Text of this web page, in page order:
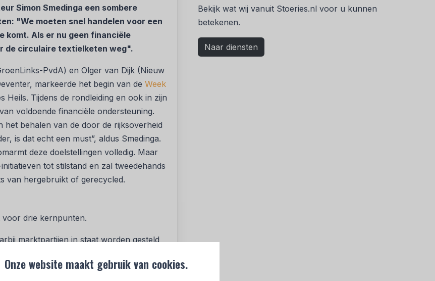
Onze website maakt gebruik van cookies.
Simon Smedinga een sombere
"We moeten snel handelen voor een
komt. Als er nu geen financiële
de circulaire textielketen weg".
PvdA) en Olger van Dijk (Nieuw
markeerde het begin van de Week
Heils. Tijdens de rondleiding en ook in zijn
voldoende financiële ondersteuning.
het behalen van de door de rijksoverheid
is dat echt een must”, aldus Smedinga.
deze doelstellingen volledig. Maar
tot stilstand en zal tweedehands
van hergebruikt of gerecycled.
voor drie kernpunten.
marktpartijen in staat worden gesteld
doelstellingen.
invloed kunnen uitoefenen op de
Bekijk wat wij vanuit Stoeries.nl voor u kunnen
betekenen.
Naar diensten